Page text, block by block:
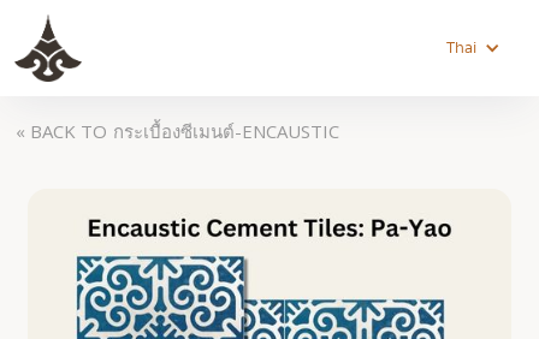
Thai
« BACK TO กระเบื้องซีเมนต์-ENCAUSTIC